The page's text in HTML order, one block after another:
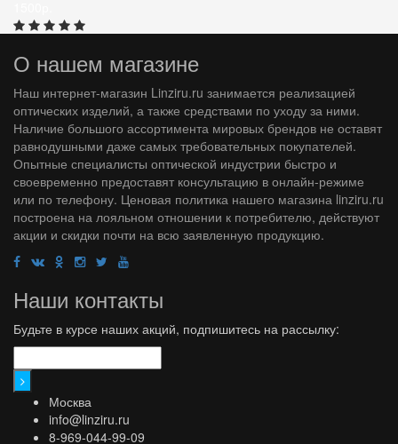
О нашем магазине
Наш интернет-магазин Linziru.ru занимается реализацией
оптических изделий, а также средствами по уходу за ними.
Наличие большого ассортимента мировых брендов не оставят
равнодушными даже самых требовательных покупателей.
Опытные специалисты оптической индустрии быстро и
своевременно предоставят консультацию в онлайн-режиме
или по телефону. Ценовая политика нашего магазина linziru.ru
построена на лояльном отношении к потребителю, действуют
акции и скидки почти на всю заявленную продукцию.
Наши контакты
Будьте в курсе наших акций, подпишитесь на рассылку:
Москва
info@linziru.ru
8-969-044-99-09